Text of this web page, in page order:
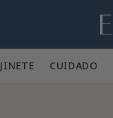
JINETE 👕 CUIDADO 🪮